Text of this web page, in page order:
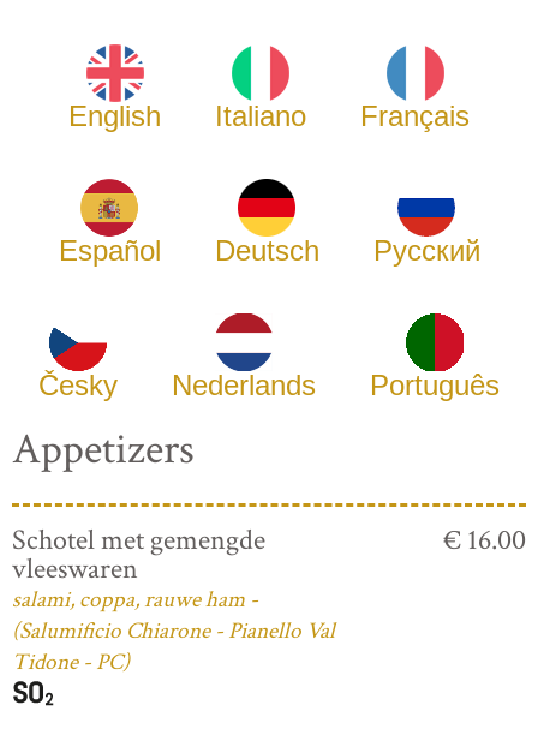
English Italiano Français
Español Deutsch Русский
Česky Nederlands Português
Appetizers
Schotel met gemengde
vleeswaren
salami, coppa, rauwe ham -
(Salumificio Chiarone - Pianello Val
Tidone - PC)
€ 16.00